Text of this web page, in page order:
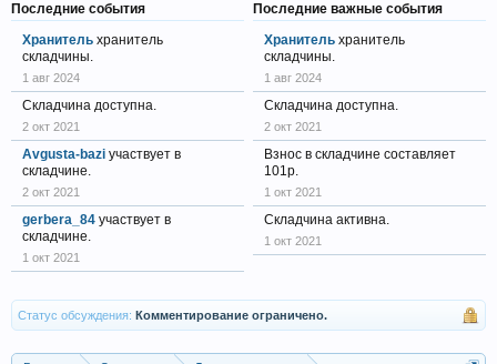
Последние события
Хранитель хранитель
складчины.
1 авг 2024
Складчина доступна.
2 окт 2021
Avgusta-bazi участвует в
складчине.
2 окт 2021
gerbera_84 участвует в
складчине.
1 окт 2021
Последние важные события
Хранитель хранитель
складчины.
1 авг 2024
Складчина доступна.
2 окт 2021
Взнос в складчине составляет
101р.
1 окт 2021
Складчина активна.
1 окт 2021
Статус обсуждения: Комментирование ограничено.